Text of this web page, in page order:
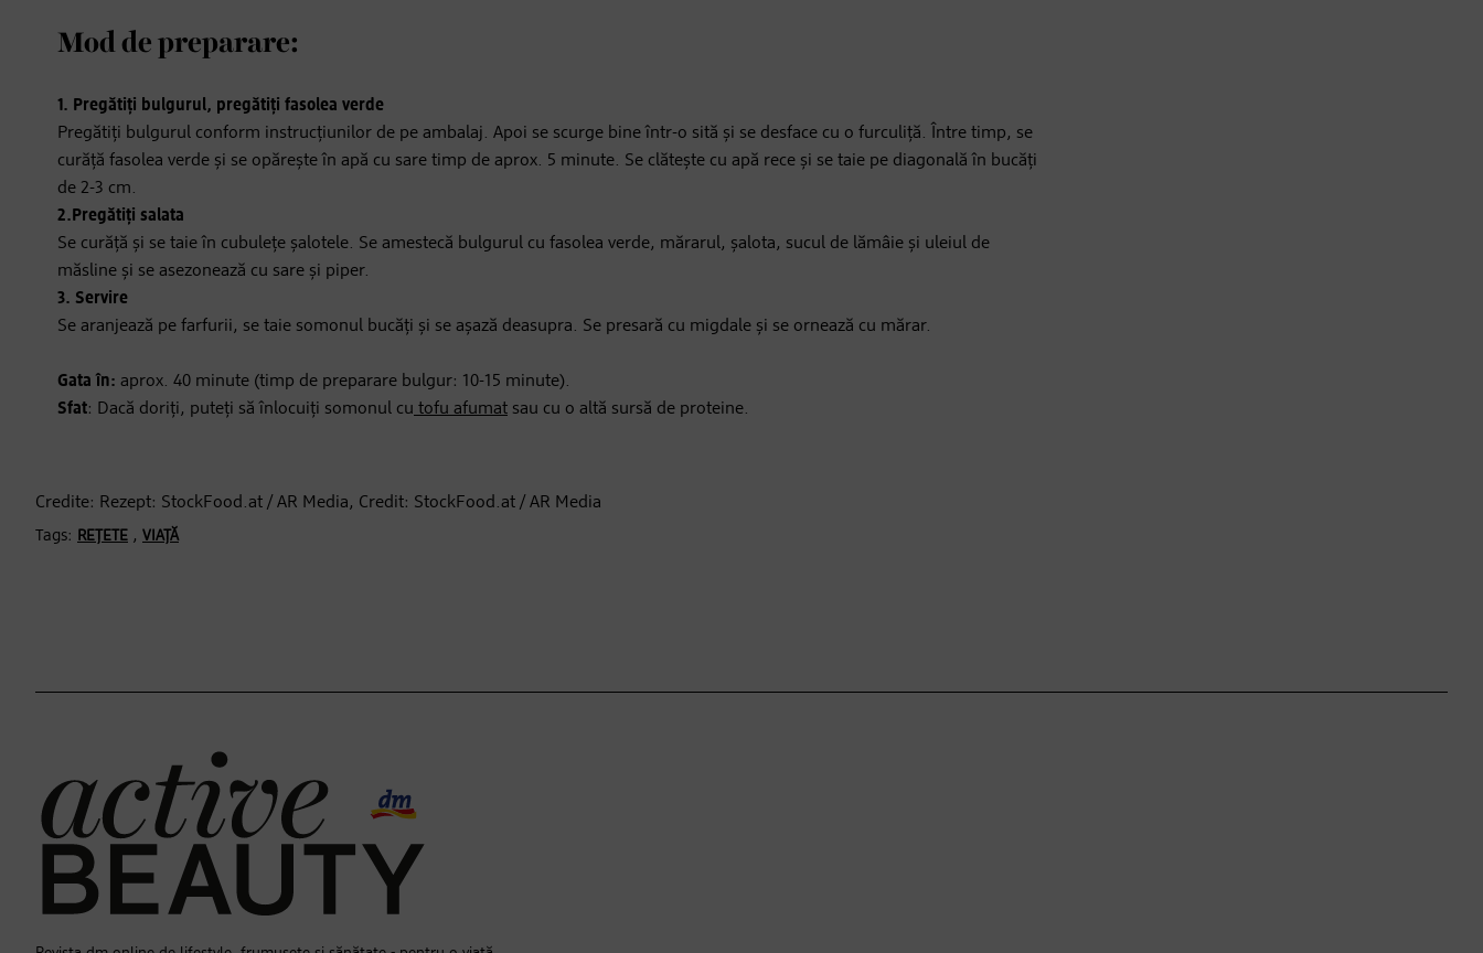
Mod de preparare:
1. Pregătiți bulgurul, pregătiți fasolea verde
Pregătiți bulgurul conform instrucțiunilor de pe ambalaj. Apoi se scurge bine într-o sită și se desface cu o furculiță. Între timp, se
curăță fasolea verde și se opărește în apă cu sare timp de aprox. 5 minute. Se clătește cu apă rece și se taie pe diagonală în bucăți
de 2-3 cm.
2.Pregătiți salata
Se curăță și se taie în cubulețe șalotele. Se amestecă bulgurul cu fasolea verde, mărarul, șalota, sucul de lămâie și uleiul de
măsline și se asezonează cu sare și piper.
3. Servire
Se aranjează pe farfurii, se taie somonul bucăți și se așază deasupra. Se presară cu migdale și se ornează cu mărar.
Gata în: aprox. 40 minute (timp de preparare bulgur: 10-15 minute).
Sfat: Dacă doriți, puteți să înlocuiți somonul cu tofu afumat sau cu o altă sursă de proteine.
Credite: Rezept: StockFood.at / AR Media, Credit: StockFood.at / AR Media
Tags: REȚETE , VIAȚĂ